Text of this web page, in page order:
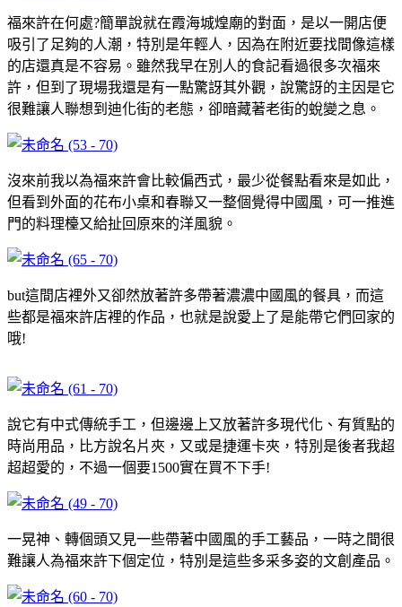
福來許在何處?簡單說就在霞海城煌廟的對面，是以一開店便
吸引了足夠的人潮，特別是年輕人，因為在附近要找間像這樣
的店還真是不容易。雖然我早在別人的食記看過很多次福來
許，但到了現場我還是有一點驚訝其外觀，說驚訝的主因是它
很難讓人聯想到迪化街的老態，卻暗藏著老街的蛻變之息。
沒來前我以為福來許會比較偏西式，最少從餐點看來是如此，
但看到外面的花布小桌和春聯又一整個覺得中國風，可一推進
門的料理檯又給扯回原來的洋風貌。
but這間店裡外又卻然放著許多帶著濃濃中國風的餐具，而這
些都是福來許店裡的作品，也就是說愛上了是能帶它們回家的
哦!
說它有中式傳統手工，但邊邊上又放著許多現代化、有質點的
時尚用品，比方說名片夾，又或是捷運卡夾，特別是後者我超
超超愛的，不過一個要1500實在買不下手!
一晃神、轉個頭又見一些帶著中國風的手工藝品，一時之間很
難讓人為福來許下個定位，特別是這些多采多姿的文創產品。